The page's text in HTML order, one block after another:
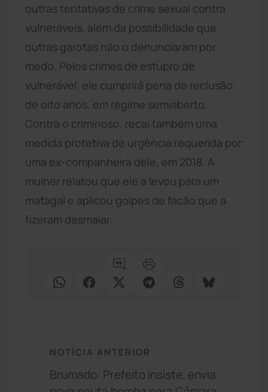
outras tentativas de crime sexual contra
vulneráveis, além da possibilidade que
outras garotas não o denunciaram por
medo. Pelos crimes de estupro de
vulnerável, ele cumprirá pena de reclusão
de oito anos, em regime semiaberto.
Contra o criminoso, recai também uma
medida protetiva de urgência requerida por
uma ex-companheira dele, em 2018. A
mulher relatou que ele a levou para um
matagal e aplicou golpes de facão que a
fizeram desmaiar.
NOTÍCIA ANTERIOR
Brumado: Prefeito insiste, envia